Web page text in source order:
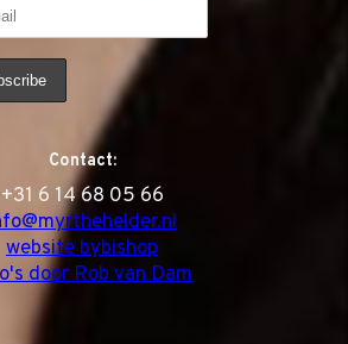
Contact:
‭+31 6 14 68 05 66
website bybishop
door Rob van Dam